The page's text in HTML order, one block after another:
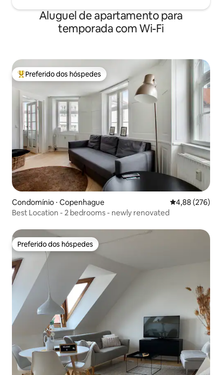
Aluguel de apartamento para
temporada com Wi-Fi
Entre os melhores preferidos dos hóspedes
Preferido dos hóspedes
Condomínio ⋅ Copenhague 4,88 de uma
4,88 (276)
Best Location - 2 bedrooms - newly renovated
Preferido dos hóspedes
Preferido dos hóspedes